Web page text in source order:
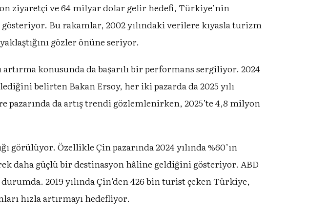
ziyaretçi ve 64 milyar dolar gelir hedefi, Türkiye’nin
Bu rakamlar, 2002 yılındaki verilere kıyasla turizm
gözler önüne seriyor.
konusunda da başarılı bir performans sergiliyor. 2024
belirten Bakan Ersoy, her iki pazarda da 2025 yılı
da artış trendi gözlemlenirken, 2025’te 4,8 milyon
görülüyor. Özellikle Çin pazarında 2024 yılında %60’ın
daha güçlü bir destinasyon hâline geldiğini gösteriyor. ABD
2019 yılında Çin’den 426 bin turist çeken Türkiye,
hızla artırmayı hedefliyor.